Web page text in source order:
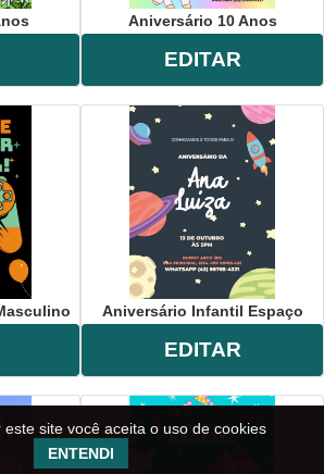
Aniversário 10 Anos
EDITAR
Aniversário Infantil Espaço
EDITAR
site você aceita o uso de cookies
ENTENDI